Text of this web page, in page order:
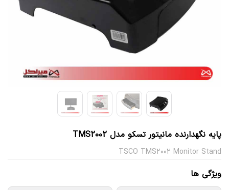
پایه نگهدارنده مانیتور تسکو مدل TMS2002
TSCO TMS2002 Monitor Stand
ویژگی ها